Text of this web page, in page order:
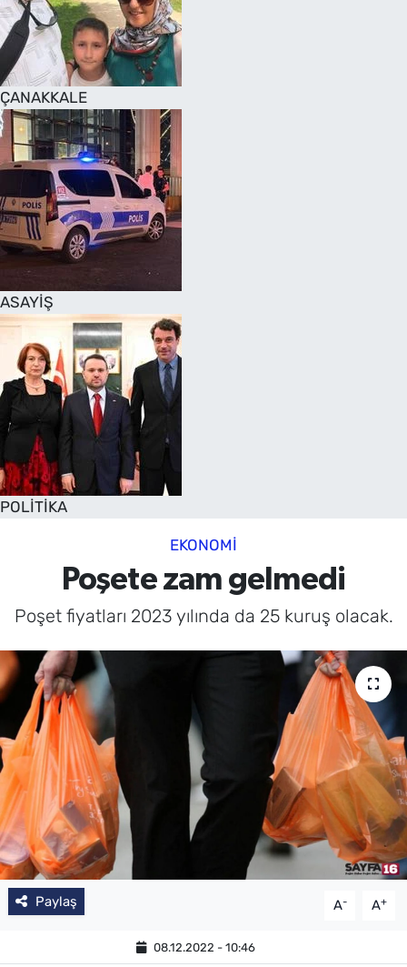
ÇANAKKALE
ASAYİŞ
POLİTİKA
EKONOMİ
Poşete zam gelmedi
Poşet fiyatları 2023 yılında da 25 kuruş olacak.
Paylaş A- A+
08.12.2022 - 10:46
SAĞLIK
TV REHBERİ